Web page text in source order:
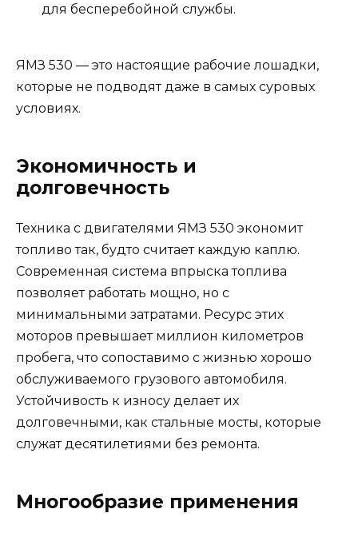
для бесперебойной службы.
ЯМЗ 530 — это настоящие рабочие лошадки,
которые не подводят даже в самых суровых
условиях.
Экономичность и
долговечность
Техника с двигателями ЯМЗ 530 экономит
топливо так, будто считает каждую каплю.
Современная система впрыска топлива
позволяет работать мощно, но с
минимальными затратами. Ресурс этих
моторов превышает миллион километров
пробега, что сопоставимо с жизнью хорошо
обслуживаемого грузового автомобиля.
Устойчивость к износу делает их
долговечными, как стальные мосты, которые
служат десятилетиями без ремонта.
Многообразие применения